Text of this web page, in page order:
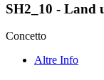
SH2_10 - Land
Concetto
Altre Info